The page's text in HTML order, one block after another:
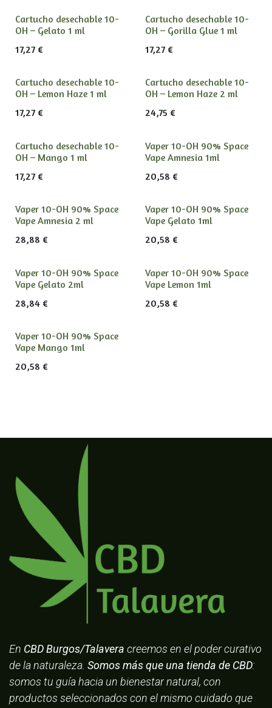
Cartucho desechable 10-
OH – Gelato 1 ml
17,27 €
Cartucho desechable 10-
OH – Gorilla Glue 1 ml
17,27€
Cartucho desechable 10-
OH – Lemon Haze 1 ml
17,27 €
Cartucho desechable 10-
OH – Lemon Haze 2 ml
24,75 €
Cartucho desechable 10-
OH – Mango 1 ml
17,27 €
Vaper 10-OH 90% Space
Vape Amnesia 1ml
20,58 €
Vaper 10-OH 90% Space
Vape Amnesia 2 ml
28,88 €
Vaper 10-OH 90% Space
Vape Gelato 1ml
20,58 €
Vaper 10-OH 90% Space
Vape Gelato 2ml
28,84 €
Vaper 10-OH 90% Space
Vape Lemon 1ml
20,58 €
Vaper 10-OH 90% Space
Vape Mango 1ml
20,58 €
En CBD Burgos/Talavera creemos en el poder curativo
de la naturaleza. Somos más que una tienda de CBD:
somos tu guía hacia un bienestar natural, con
productos seleccionados con el mismo cuidado que